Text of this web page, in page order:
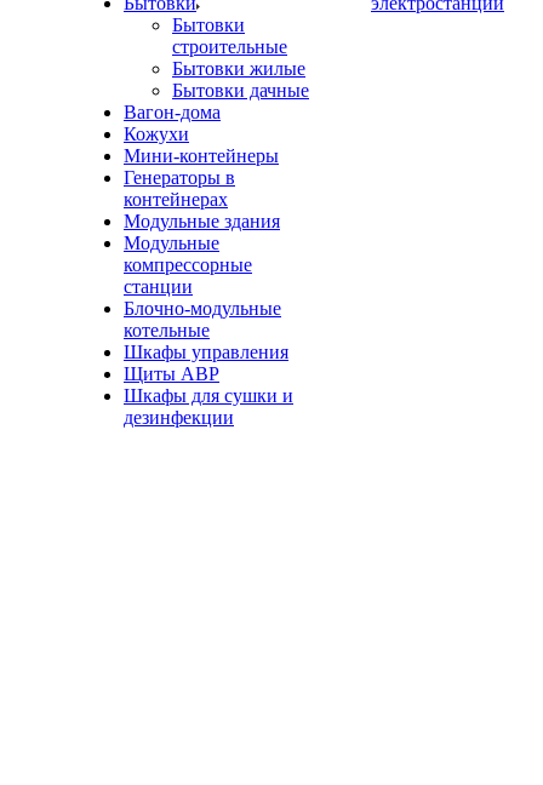
Бытовки
строительные
Бытовки жилые
Бытовки дачные
Вагон-дома
Кожухи
Мини-контейнеры
Генераторы в
контейнерах
Модульные здания
Модульные
компрессорные
станции
Блочно-модульные
котельные
Шкафы управления
Щиты АВР
Шкафы для сушки и
дезинфекции